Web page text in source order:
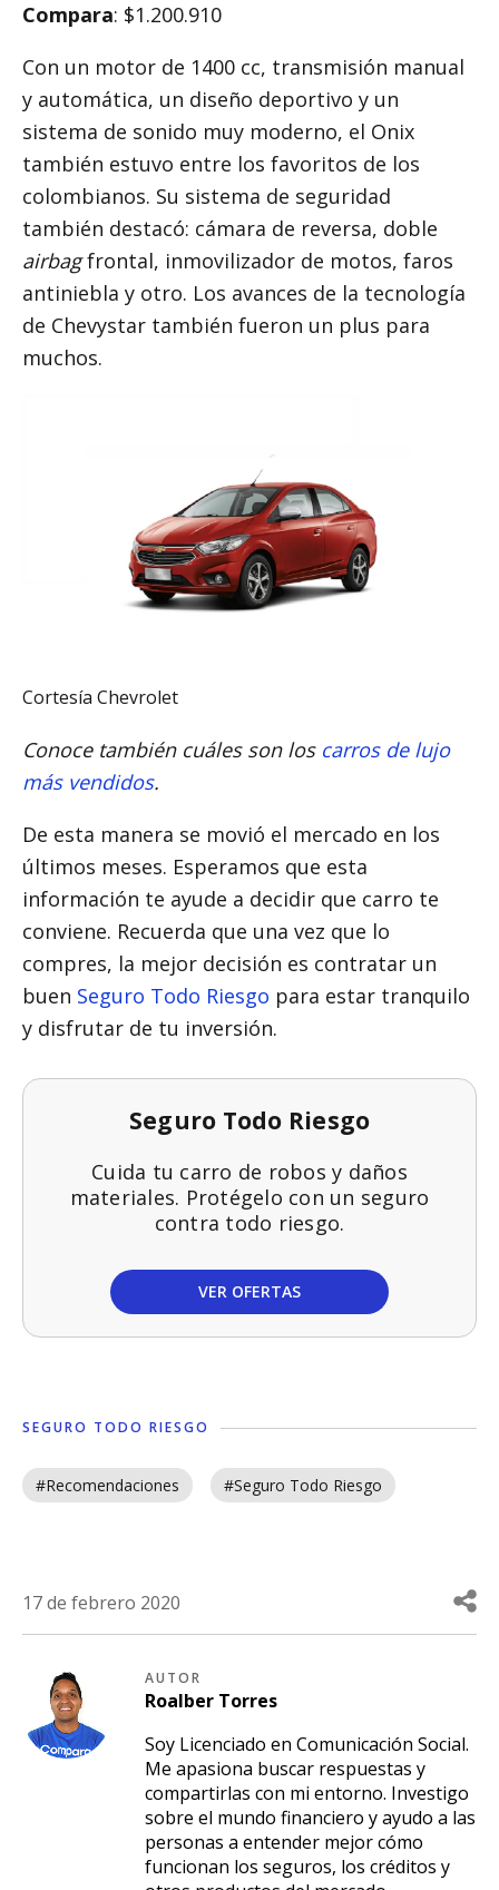
Compara: $1.200.910
Con un motor de 1400 cc, transmisión manual
y automática, un diseño deportivo y un
sistema de sonido muy moderno, el Onix
también estuvo entre los favoritos de los
colombianos. Su sistema de seguridad
también destacó: cámara de reversa, doble
airbagfrontal, inmovilizador de motos, faros
antiniebla y otro. Los avances de la tecnología
de Chevystar también fueron un plus para
muchos.
Cortesía Chevrolet
Conoce también cuáles son los carros de lujo
más vendidos.
De esta manera se movió el mercado en los
últimos meses. Esperamos que esta
información te ayude a decidir que carro te
conviene. Recuerda que una vez que lo
compres, la mejor decisión es contratar un
buen Seguro Todo Riesgo para estar tranquilo
y disfrutar de tu inversión.
Seguro Todo Riesgo
Cuida tu carro de robos y daños
materiales. Protégelo con un seguro
contra todo riesgo.
VER OFERTAS
SEGURO TODO RIESGO
#Recomendaciones #Seguro Todo Riesgo
17 de febrero 2020
AUTOR
Roalber Torres
Soy Licenciado en Comunicación Social.
Me apasiona buscar respuestas y
compartirlas con mi entorno. Investigo
sobre el mundo financiero y ayudo a las
personas a entender mejor cómo
funcionan los seguros, los créditos y